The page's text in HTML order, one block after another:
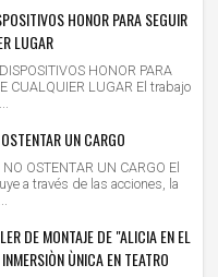
HONOR PARA SEGUIR
LUGAR
HONOR PARA
CUALQUIER LUGAR El trabajo
UN CARGO
OSTENTAR UN CARGO El
a través de las acciones, la
DE MONTAJE DE "ALICIA EN EL
ÙNICA EN TEATRO